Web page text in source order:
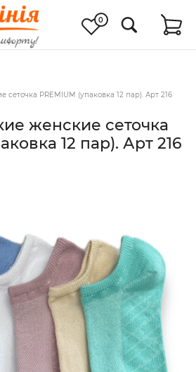
0
сеточка PREMIUM (упаковка 12 пар). Арт 216
женские сеточка
12 пар). Арт 216